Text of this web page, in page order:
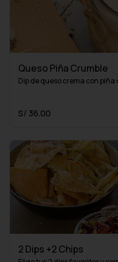
Queso Piña Crumble
Dip de queso crema con
S/ 36.00
2 Dips +2 Chips